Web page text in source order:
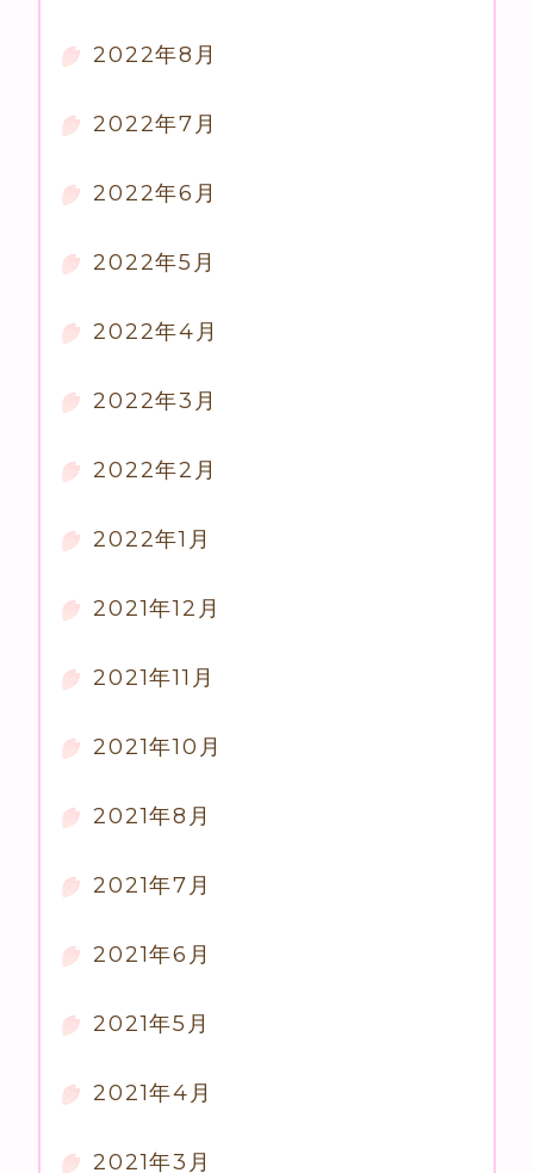
2022年8月
2022年7月
2022年6月
2022年5月
2022年4月
2022年3月
2022年2月
2022年1月
2021年12月
2021年11月
2021年10月
2021年8月
2021年7月
2021年6月
2021年5月
2021年4月
2021年3月